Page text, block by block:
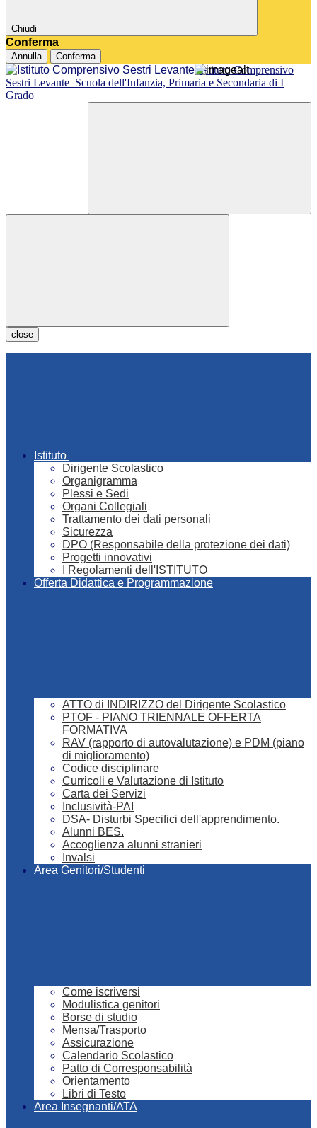
Chiudi
Conferma
Annulla Conferma
Istituto Comprensivo
Sestri Levante Scuola dell'Infanzia, Primaria e Secondaria di I
Grado
close
Istituto
Dirigente Scolastico
Organigramma
Plessi e Sedi
Organi Collegiali
Trattamento dei dati personali
Sicurezza
DPO (Responsabile della protezione dei dati)
Progetti innovativi
I Regolamenti dell'ISTITUTO
Offerta Didattica e Programmazione
ATTO di INDIRIZZO del Dirigente Scolastico
PTOF - PIANO TRIENNALE OFFERTA
FORMATIVA
RAV (rapporto di autovalutazione) e PDM (piano
di miglioramento)
Codice disciplinare
Curricoli e Valutazione di Istituto
Carta dei Servizi
Inclusività-PAI
DSA- Disturbi Specifici dell'apprendimento.
Alunni BES.
Accoglienza alunni stranieri
Invalsi
Area Genitori/Studenti
Come iscriversi
Modulistica genitori
Borse di studio
Mensa/Trasporto
Assicurazione
Calendario Scolastico
Patto di Corresponsabilità
Orientamento
Libri di Testo
Area Insegnanti/ATA